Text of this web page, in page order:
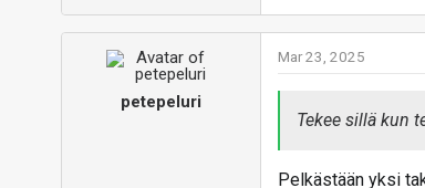
petepeluri
Mar 23, 2025
Tekee sillä kun
Pelkästään yksi